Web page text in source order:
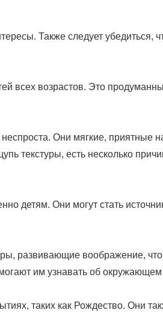
Также следует убедиться,
всех возрастов. Это
Они мягкие, приятные
текстуры, есть несколько
детям. Они могут стать
развивающие воображение,
им узнавать об
таких как Рождество. Они